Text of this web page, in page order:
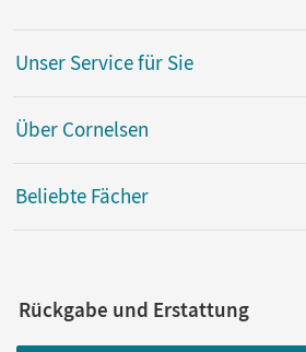
Unser Service für Sie
Über Cornelsen
Beliebte Fächer
Rückgabe und Erstattung